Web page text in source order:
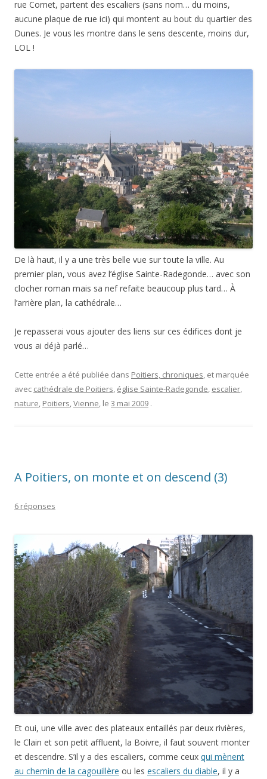
rue Cornet, partent des escaliers (sans nom… du moins,
aucune plaque de rue ici) qui montent au bout du quartier des
Dunes. Je vous les montre dans le sens descente, moins dur,
LOL !
De là haut, il y a une très belle vue sur toute la ville. Au
premier plan, vous avez l’église Sainte-Radegonde… avec son
clocher roman mais sa nef refaite beaucoup plus tard… À
l’arrière plan, la cathédrale…
Je repasserai vous ajouter des liens sur ces édifices dont je
vous ai déjà parlé…
Cette entrée a été publiée dans Poitiers, chroniques, et marquée
avec cathédrale de Poitiers, église Sainte-Radegonde, escalier,
nature, Poitiers,Vienne, le 3 mai 2009 .
A Poitiers, on monte et on descend (3)
6 réponses
Et oui, une ville avec des plateaux entaillés par deux rivières,
le Clain et son petit affluent, la Boivre, il faut souvent monter
et descendre. S’il y a des escaliers, comme ceux qui mènent
au chemin de la cagouillère ou les escaliers du diable, il y a